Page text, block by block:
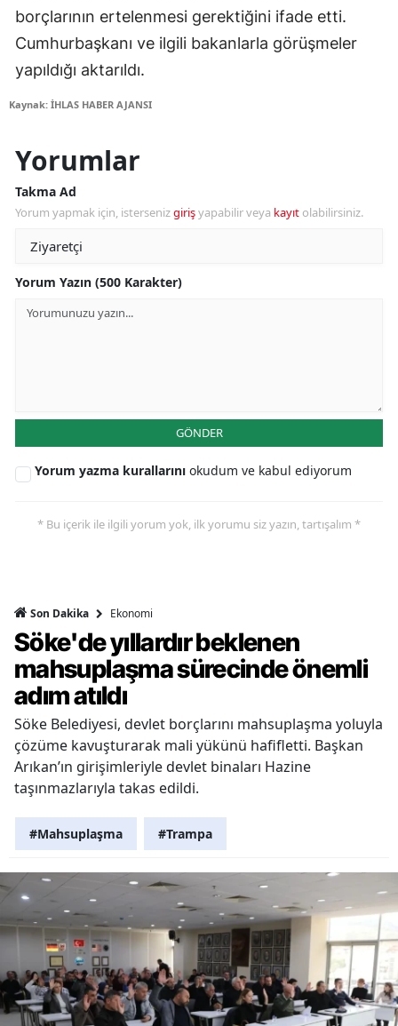
borçlarının ertelenmesi gerektiğini ifade etti.
Cumhurbaşkanı ve ilgili bakanlarla görüşmeler
yapıldığı aktarıldı.
Kaynak: İHLAS HABER AJANSI
Yorumlar
Takma Ad
Yorum yapmak için, istersenizgirişyapabilir veya kayıt olabilirsiniz.
Yorum Yazın (500 Karakter)
GÖNDER
Yorum yazma kurallarını okudum ve kabul ediyorum
* Bu içerik ile ilgili yorum yok, ilk yorumu siz yazın, tartışalım *
Son Dakika Ekonomi
Söke'de yıllardır beklenen
mahsuplaşma sürecinde önemli
adım atıldı
Söke Belediyesi, devlet borçlarını mahsuplaşma yoluyla
çözüme kavuşturarak mali yükünü hafifletti. Başkan
Arıkan’ın girişimleriyle devlet binaları Hazine
taşınmazlarıyla takas edildi.
#Mahsuplaşma #Trampa